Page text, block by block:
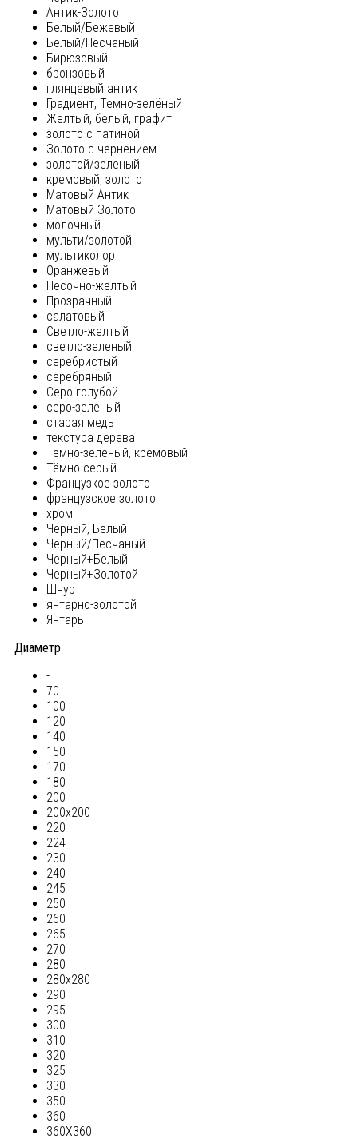
Антик-Золото
Белый/Бежевый
Белый/Песчаный
Бирюзовый
бронзовый
глянцевый антик
Градиент, Темно-зелёный
Желтый, белый, графит
золото с патиной
Золото с чернением
золотой/зеленый
кремовый, золото
Матовый Антик
Матовый Золото
молочный
мульти/золотой
мультиколор
Оранжевый
Песочно-желтый
Прозрачный
салатовый
Светло-желтый
светло-зеленый
серебристый
серебряный
Серо-голубой
серо-зеленый
старая медь
текстура дерева
Темно-зелёный, кремовый
Тёмно-серый
Французкое золото
французское золото
хром
Черный, Белый
Черный/Песчаный
Черный+Белый
Черный+Золотой
Шнур
янтарно-золотой
Янтарь
Диаметр
-
70
100
120
140
150
170
180
200
200х200
220
224
230
240
245
250
260
265
270
280
280х280
290
295
300
310
320
325
330
350
360
360Х360